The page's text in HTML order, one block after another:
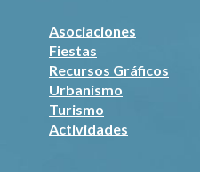
Asociaciones
Fiestas
Recursos Gráficos
Urbanismo
Turismo
Actividades